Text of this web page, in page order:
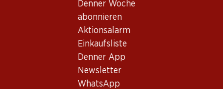
Denner Woche
abonnieren
Aktionsalarm
Einkaufsliste
Denner App
Newsletter
WhatsApp
Wissenswertes